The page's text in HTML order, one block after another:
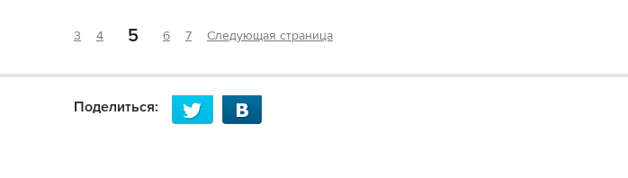
3 4 5 6 7 Следующая страница
Поделиться: